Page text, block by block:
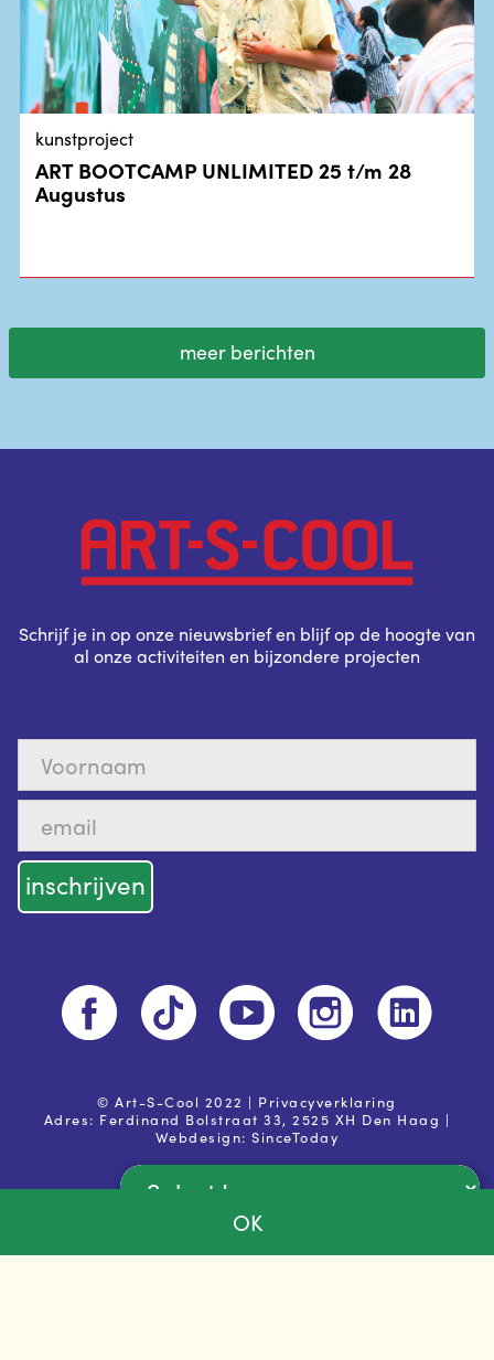
privacy voorwaarden
OK
kunstproject
ART BOOTCAMP UNLIMITED 25 t/m 28
Augustus
meer berichten
Schrijf je in op onze nieuwsbrief en blijf op de hoogte van
al onze activiteiten en bijzondere projecten
© Art-S-Cool 2022 | Privacyverklaring
Adres: Ferdinand Bolstraat 33, 2525 XH Den Haag |
Webdesign:SinceToday